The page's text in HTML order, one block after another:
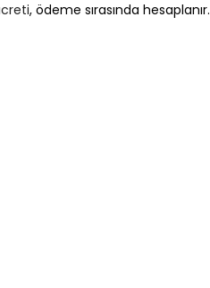
, ödeme sırasında hesaplanır.